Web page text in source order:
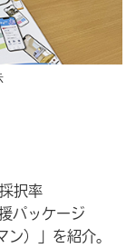
択率
パッケージ
）」を紹介。